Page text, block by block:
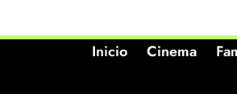
Inicio Cinema